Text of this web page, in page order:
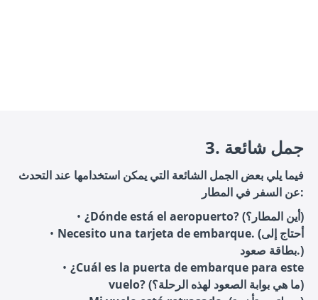
3. جمل شائعة
فيما يلي بعض الجمل الشائعة التي يمكن استخدامها عند التحدث
عن السفر في المطار:
¿Dónde está el aeropuerto? (أين المطار؟)
Necesito una tarjeta de embarque. (أحتاج إلى
بطاقة صعود.)
¿Cuál es la puerta de embarque para este
vuelo? (ما هي بوابة الصعود لهذه الرحلة؟)